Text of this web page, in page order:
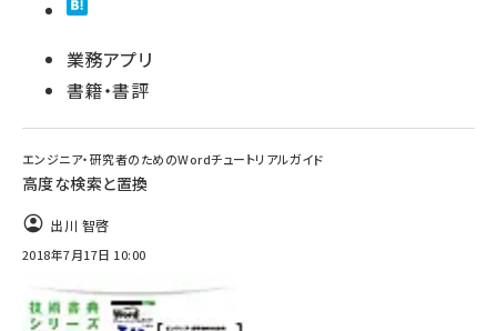
業務アプリ
書籍・書評
エンジニア・研究者のためのWordチュートリアルガイド
高度な検索と置換
出川 智啓
2018年7月17日 10:00